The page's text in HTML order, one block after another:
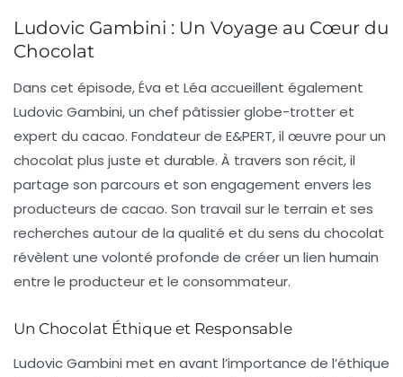
Ludovic Gambini : Un Voyage au Cœur du
Chocolat
Dans cet épisode, Éva et Léa accueillent également
Ludovic Gambini, un chef pâtissier globe-trotter et
expert du cacao. Fondateur de E&PERT, il œuvre pour un
chocolat plus juste et durable. À travers son récit, il
partage son parcours et son engagement envers les
producteurs de cacao. Son travail sur le terrain et ses
recherches autour de la qualité et du sens du chocolat
révèlent une volonté profonde de créer un lien humain
entre le producteur et le consommateur.
Un Chocolat Éthique et Responsable
Ludovic Gambini met en avant l’importance de l’éthique